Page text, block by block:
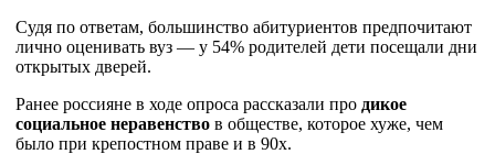
Судя по ответам, большинство абитуриентов предпочитают
лично оценивать вуз — у 54% родителей дети посещали дни
открытых дверей.
Ранее россияне в ходе опроса рассказали про дикое
социальное неравенство в обществе, которое хуже, чем
было при крепостном праве и в 90х.